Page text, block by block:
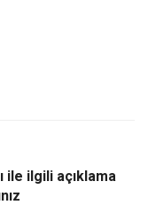
ile ilgili açıklama